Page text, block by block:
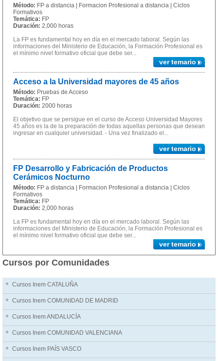
Método: FP a distancia | Formacion Profesional a distancia | Ciclos
Formativos
Temática: FP
Duración: 2,000 horas
La FP es fundamental hoy en día en el mercado laboral. Según las
informaciones del Ministerio de Educación, la Formación Profesional es
el mínimo nivel formativo oficial que debe ser...
ver temario
Acceso a la Universidad mayores de 45 años
Método: Pruebas de Acceso
Temática: FP
Duración: 2000 horas
El objetivo que se persigue en el curso de Acceso Universidad Mayores
45 años es la de la preparación de todas aquellas personas que desean
ingresar en cualquier universidad. - Una vez finalizado el...
ver temario
FP Desarrollo y Fabricación de Productos
Cerámicos Nocturno
Método: FP a distancia | Formacion Profesional a distancia | Ciclos
Formativos
Temática: FP
Duración: 2,000 horas
La FP es fundamental hoy en día en el mercado laboral. Según las
informaciones del Ministerio de Educación, la Formación Profesional es
el mínimo nivel formativo oficial que debe ser...
ver temario
Cursos por Comunidades
Cursos Inem CATALUÑA
Cursos Inem COMUNIDAD DE MADRID
Cursos Inem ANDALUCÍA
Cursos Inem COMUNIDAD VALENCIANA
Cursos Inem PAÍS VASCO